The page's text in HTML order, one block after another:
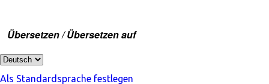
Übersetzen / Übersetzen auf
Als Standardsprache festlegen